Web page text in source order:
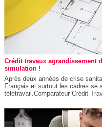
Crédit travaux agrandissement
simulation !
Après deux années de crise
Français et surtout les cadres se
télétravail.Comparateur Crédit